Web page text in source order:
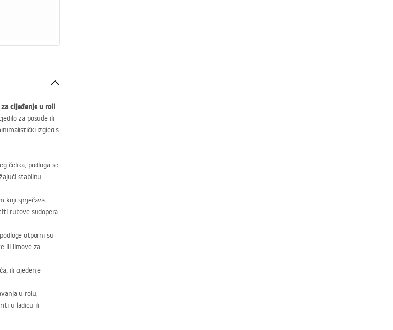
za cijeđenje u roli
za posuđe ili
izgled s
čelika, podloga se
stabilnu
koji sprječava
rubove sudopera
otporni su
ili limove za
ili cijeđenje
u rolu,
u ladicu ili